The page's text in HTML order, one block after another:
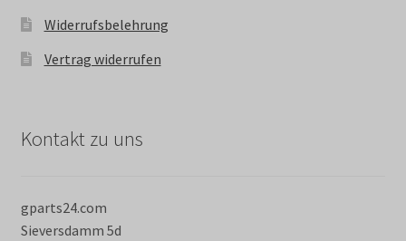
Widerrufsbelehrung
Vertrag widerrufen
Kontakt zu uns
gparts24.com
Sieversdamm 5d